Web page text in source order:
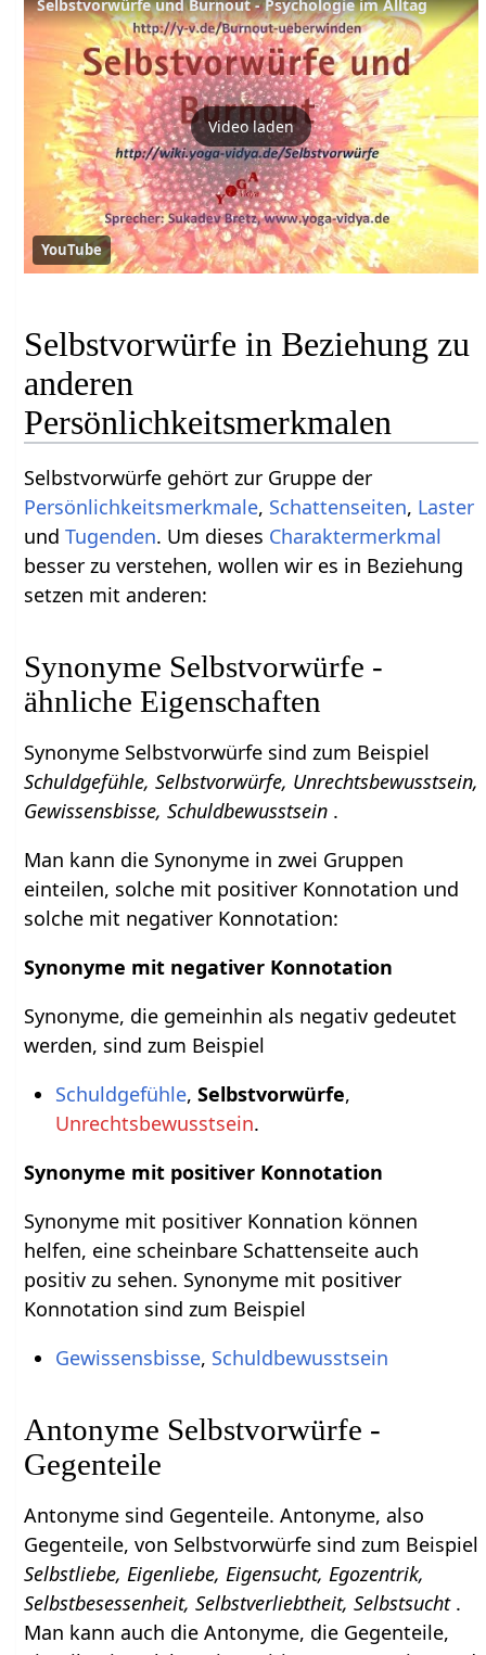
Selbstvorwürfe und Burnout - Psychologie im Alltag
Video laden
YouTube
Selbstvorwürfe in Beziehung zu
anderen
Persönlichkeitsmerkmalen
Selbstvorwürfe gehört zur Gruppe der
Persönlichkeitsmerkmale, Schattenseiten, Laster
undTugenden. Um dieses Charaktermerkmal
besser zu verstehen, wollen wir es in Beziehung
setzen mit anderen:
Synonyme Selbstvorwürfe -
ähnliche Eigenschaften
Synonyme Selbstvorwürfe sind zum Beispiel
Schuldgefühle, Selbstvorwürfe, Unrechtsbewusstsein,
Gewissensbisse, Schuldbewusstsein .
Man kann die Synonyme in zwei Gruppen
einteilen, solche mit positiver Konnotation und
solche mit negativer Konnotation:
Synonyme mit negativer Konnotation
Synonyme, die gemeinhin als negativ gedeutet
werden, sind zum Beispiel
Schuldgefühle, Selbstvorwürfe,
Unrechtsbewusstsein.
Synonyme mit positiver Konnotation
Synonyme mit positiver Konnation können
helfen, eine scheinbare Schattenseite auch
positiv zu sehen. Synonyme mit positiver
Konnotation sind zum Beispiel
Gewissensbisse, Schuldbewusstsein
Antonyme Selbstvorwürfe -
Gegenteile
Antonyme sind Gegenteile. Antonyme, also
Gegenteile, von Selbstvorwürfe sind zum Beispiel
Selbstliebe, Eigenliebe, Eigensucht, Egozentrik,
Selbstbesessenheit, Selbstverliebtheit, Selbstsucht .
Man kann auch die Antonyme, die Gegenteile,